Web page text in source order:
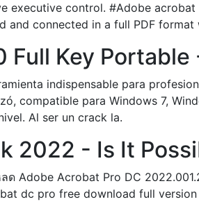
executive control. #Adobe
and connected in a full PDF
Key Portable
indispensable para
compatible para Windows 7,
Al ser un crack la.
2022 - Is It
Adobe Acrobat Pro DC
dc pro free download full